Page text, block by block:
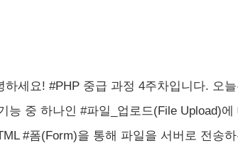
하세요! #PHP 중급 과정 4주차입니다. 오
능 중 하나인 #파일_업로드(File Upload)
#폼(Form)을 통해 파일을 서버로 전송